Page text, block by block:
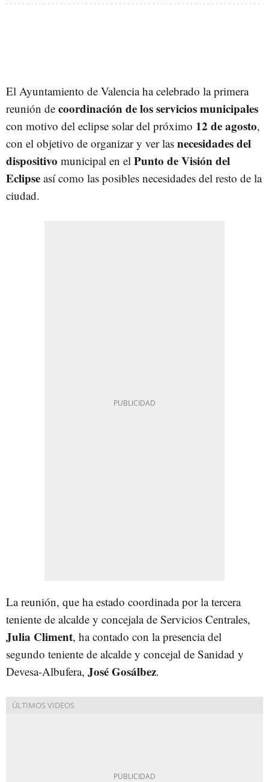
El Ayuntamiento de Valencia ha celebrado la primera
reunión de coordinación de los servicios municipales
con motivo del eclipse solar del próximo 12 de agosto,
con el objetivo de organizar y ver las necesidades del
dispositivo municipal en el Punto de Visión del
Eclipse así como las posibles necesidades del resto de la
ciudad.
La reunión, que ha estado coordinada por la tercera
teniente de alcalde y concejala de Servicios Centrales,
Julia Climent, ha contado con la presencia del
segundo teniente de alcalde y concejal de Sanidad y
Devesa-Albufera, José Gosálbez.